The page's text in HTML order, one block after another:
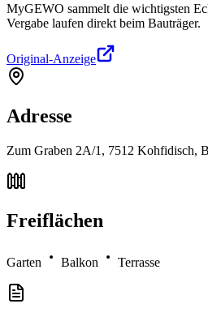
MyGEWO sammelt die wichtigsten
Vergabe laufen direkt beim Bauträger.
Original-Anzeige
Adresse
Zum Graben 2A/1, 7512 Kohfidisch,
Freiflächen
Garten Balkon Terrasse